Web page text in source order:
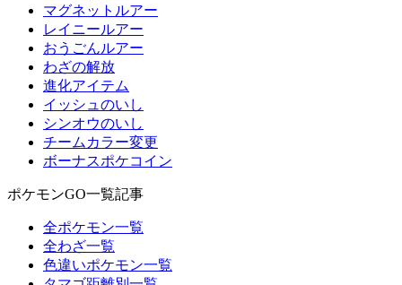
マグネットルアー
レイニールアー
おうごんルアー
わざの解放
進化アイテム
イッシュのいし
シンオウのいし
チームカラー変更
ボーナスポケコイン
ポケモンGO一覧記事
全ポケモン一覧
全わざ一覧
色違いポケモン一覧